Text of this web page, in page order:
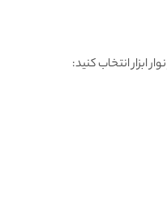
ابزار انتخاب کنید: